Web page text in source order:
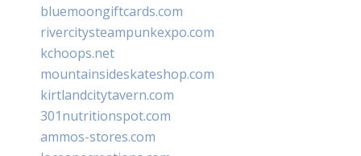
bluemoongiftcards.com
rivercitysteampunkexpo.com
kchoops.net
mountainsideskateshop.com
kirtlandcitytavern.com
301nutritionspot.com
ammos-stores.com